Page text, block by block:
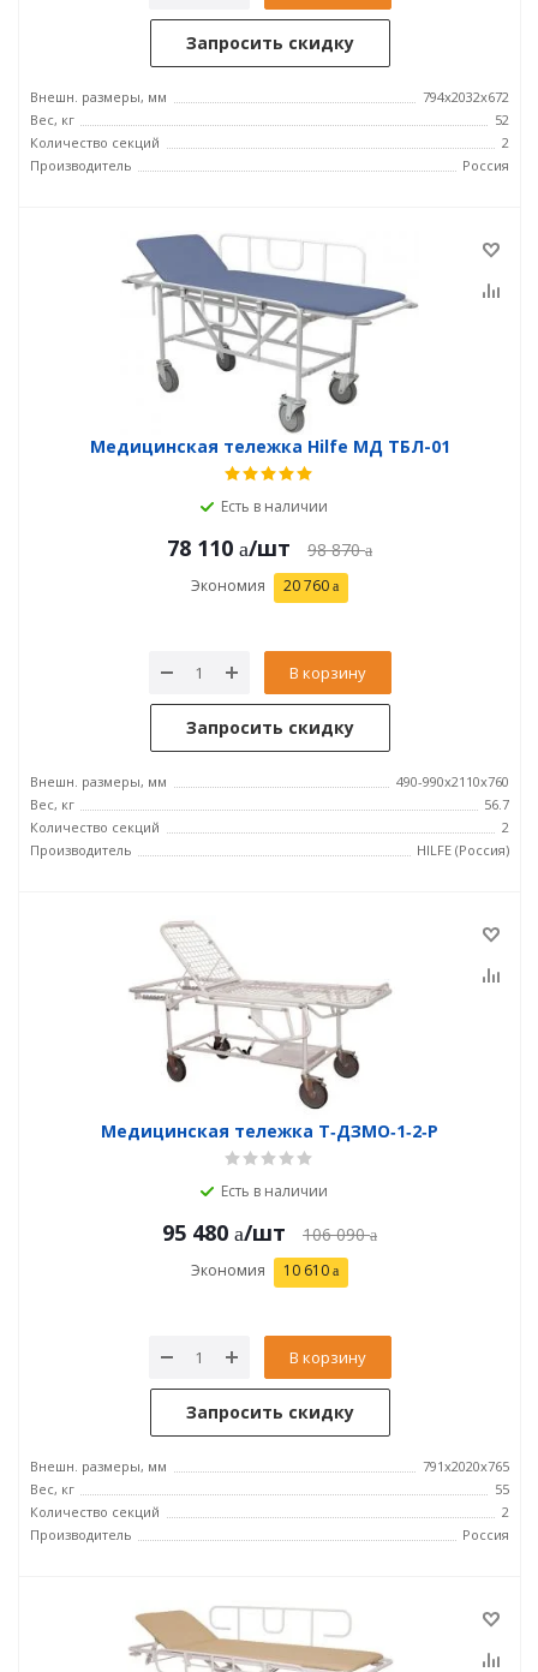
Запросить скидку
Внешн. размеры, мм
794x2032x672
Вес, кг
52
Количество секций
2
Производитель
Россия
Медицинская тележка Hilfe МД ТБЛ-01
Есть в наличии
78 110 /шт 98 870
Экономия 20 760
В корзину
Запросить скидку
Внешн. размеры, мм
490-990x2110x760
Вес, кг
56.7
Количество секций
2
Производитель
HILFE (Россия)
Медицинская тележка Т‑ДЗМО‑1‑2‑Р
Есть в наличии
95 480 /шт 106 090
Экономия 10 610
В корзину
Запросить скидку
Внешн. размеры, мм
791x2020x765
Вес, кг
55
Количество секций
2
Производитель
Россия